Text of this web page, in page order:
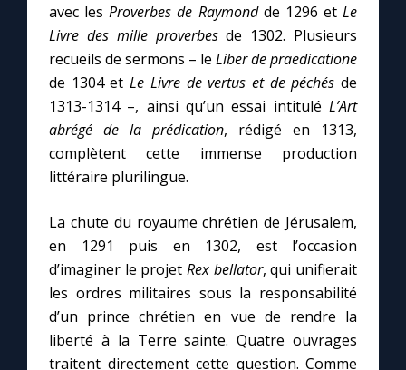
avec lesProverbes de Raymondde 1296 et Le
Livre des mille proverbesde 1302. Plusieurs
recueils de sermons – le Liber de praedicatione
de 1304 etLe Livre de vertus et de péchés de
1313-1314 –, ainsi qu’un essai intitulé L’Art
abrégé de la prédication, rédigé en 1313,
complètent cette immense production
littéraire plurilingue.
La chute du royaume chrétien de Jérusalem,
en 1291 puis en 1302, est l’occasion
d’imaginer le projet Rex bellator, qui unifierait
les ordres militaires sous la responsabilité
d’un prince chrétien en vue de rendre la
liberté à la Terre sainte. Quatre ouvrages
traitent directement cette question. Comme